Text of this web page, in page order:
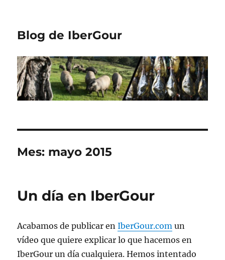
Blog de IberGour
Mes: mayo 2015
Un día en IberGour
Acabamos de publicar enIberGour.com un
vídeo que quiere explicar lo que hacemos en
IberGour un día cualquiera. Hemos intentado